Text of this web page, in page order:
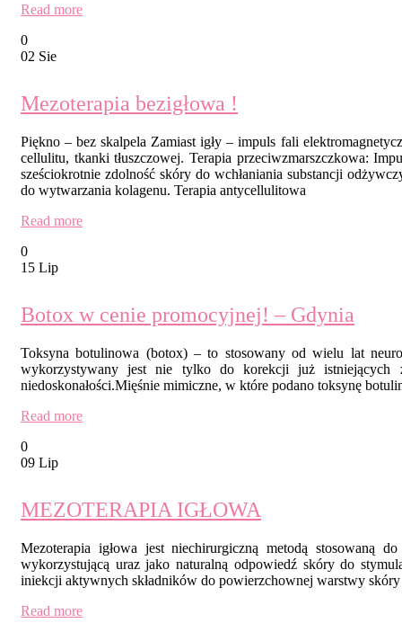
Read more
0
02 Sie
Mezoterapia bezigłowa !
Piękno – bez skalpela Zamiast igły – impuls fali
cellulitu, tkanki tłuszczowej. Terapia przeciwzmarszczkowa:
sześciokrotnie zdolność skóry do wchłaniania substancji
do wytwarzania kolagenu. Terapia antycellulitowa
Read more
0
15 Lip
Botox w cenie promocyjnej! – Gdynia
Toksyna botulinowa (botox) – to stosowany od wielu lat
wykorzystywany jest nie tylko do korekcji już istniejących
niedoskonałości.Mięśnie mimiczne, w które podano toksynę
Read more
0
09 Lip
MEZOTERAPIA IGŁOWA
Mezoterapia igłowa jest niechirurgiczną metodą stosowaną
wykorzystującą uraz jako naturalną odpowiedź skóry do
iniekcji aktywnych składników do powierzchownej warstwy
Read more